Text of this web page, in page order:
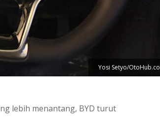
Yosi Setyo/OtoHub.co
lebih menantang, BYD turut